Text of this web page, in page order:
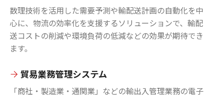
数理技術を活用した需要予測や輸配送計画の自動化を中
心に、物流の効率化を支援するソリューションで、輸配
送コストの削減や環境負荷の低減などの効果が期待でき
ます。
貿易業務管理システム
「商社・製造業・通関業」などの輸出入管理業務の電子